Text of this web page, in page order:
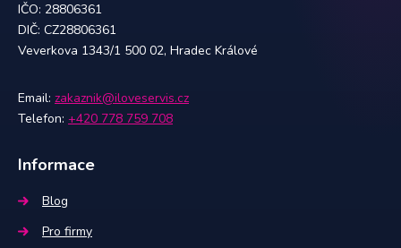
IČO: 28806361
DIČ: CZ28806361
Veverkova 1343/1 500 02, Hradec Králové
Email: zakaznik@iloveservis.cz
Telefon: +420 778 759 708
Informace
Blog
Pro firmy